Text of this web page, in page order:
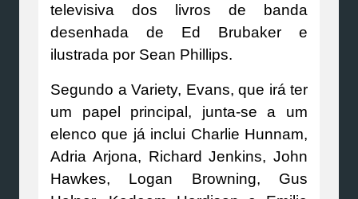
televisiva dos livros de banda
desenhada de Ed Brubaker e
ilustrada por Sean Phillips.
Segundo a Variety, Evans, que irá ter
um papel principal, junta-se a um
elenco que já inclui Charlie Hunnam,
Adria Arjona, Richard Jenkins, John
Hawkes, Logan Browning, Gus